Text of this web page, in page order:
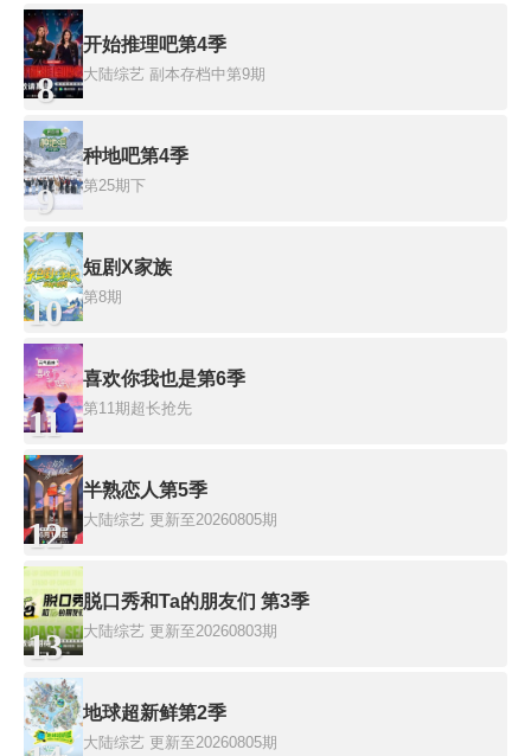
8
开始推理吧第4季
大陆综艺 副本存档中第9期
9
种地吧第4季
第25期下
10
短剧X家族
第8期
11
喜欢你我也是第6季
第11期超长抢先
12
半熟恋人第5季
大陆综艺 更新至20260805期
13
脱口秀和Ta的朋友们 第3季
大陆综艺 更新至20260803期
地球超新鲜第2季
大陆综艺 更新至20260805期